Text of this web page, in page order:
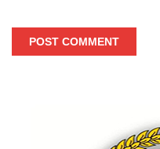
POST COMMENT